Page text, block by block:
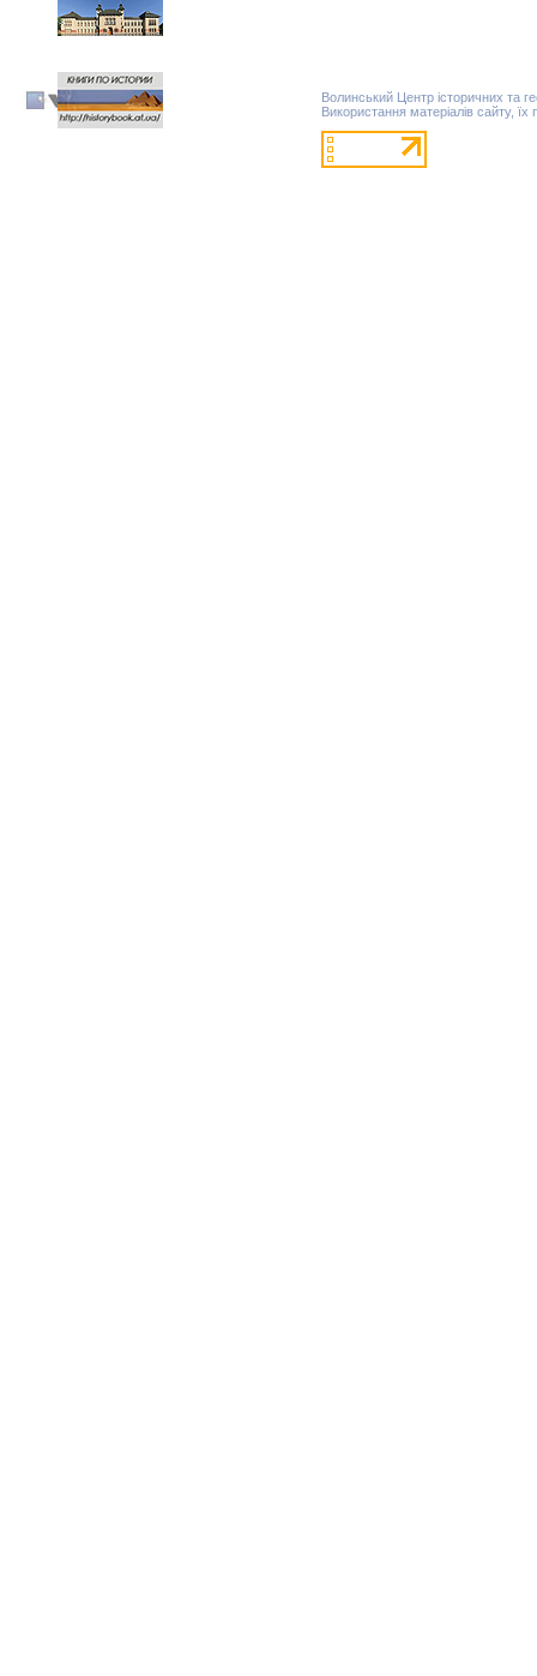
Волинський Центр історичних та
Використання матеріалів сайту,